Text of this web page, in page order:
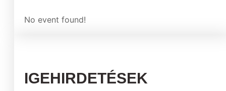
No event found!
IGEHIRDETÉSEK